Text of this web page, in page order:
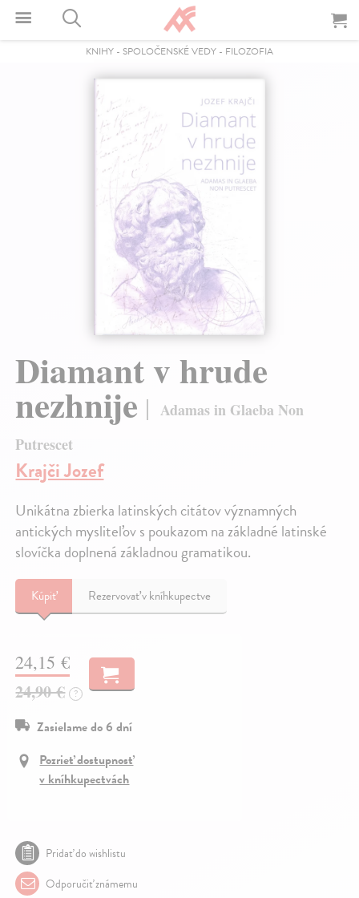
KNIHY - SPOLOČENSKÉ VEDY - FILOZOFIA
Diamant v hrude
nezhnije
Adamas in Glaeba Non
Putrescet
Krajči Jozef
Unikátna zbierka latinských citátov významných
antických mysliteľov s poukazom na základné latinské
slovíčka doplnená základnou gramatikou.
Kúpiť Rezervovať v kníhkupectve
24,15 €
24,90 € ?
Zasielame do 6 dní
Pozrieť dostupnosť
v kníhkupectvách
Pridať do wishlistu
Odporučiť známemu